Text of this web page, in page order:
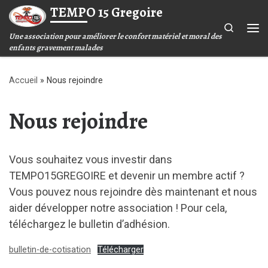
Passer au contenu
TEMPO 15 Gregoire
Une association pour améliorer le confort matériel et moral des
enfants gravement malades
Search
Accueil » Nous rejoindre
Nous rejoindre
Vous souhaitez vous investir dans
TEMPO15GREGOIRE et devenir un membre actif ?
Vous pouvez nous rejoindre dès maintenant et nous
aider développer notre association ! Pour cela,
téléchargez le bulletin d’adhésion.
bulletin-de-cotisation Télécharger